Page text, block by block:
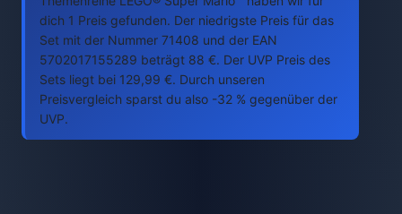
dich 1 Preis gefunden. Der niedrigste Preis für das
Set mit der Nummer 71408 und der EAN
5702017155289 beträgt 88 €. Der UVP Preis des
Sets liegt bei 129,99 €. Durch unseren
Preisvergleich sparst du also -32 % gegenüber der
UVP.